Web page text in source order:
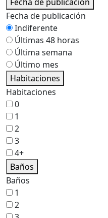
Fecha de publicación
Indiferente
Últimas 48 horas
Última semana
Último mes
Habitaciones
Habitaciones
0
1
2
3
4+
Baños
Baños
1
2